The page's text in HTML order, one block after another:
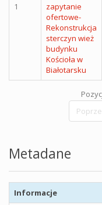
1
zapytanie
ofertowe-
Rekonstrukcja
sterczyn wież
budynku
Kościoła w
Białotarsku
Metadane
Informacje